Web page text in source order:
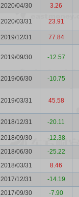
2020/04/30
3.26
2020/03/31 23.91
2019/12/31 77.84
2019/09/30 -12.57
2019/06/30 -10.75
2019/03/31 45.58
2018/12/31 -20.11
2018/09/30 -12.38
2018/06/30
-25.22
2018/03/31
8.46
2017/12/31
-14.19
2017/09/30
-7.90